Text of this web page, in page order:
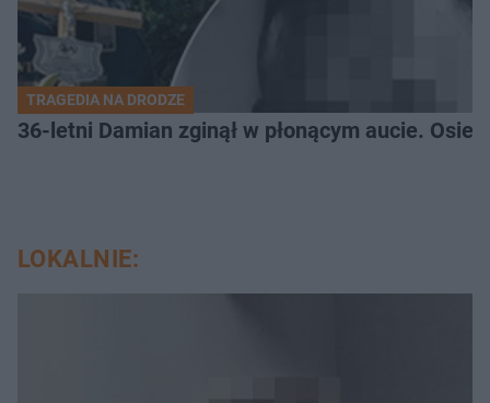
TRAGEDIA NA DRODZE
36-letni Damian zginął w płonącym aucie.
LOKALNIE: